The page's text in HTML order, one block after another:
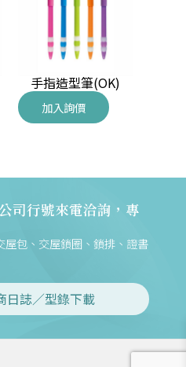
手指造型筆(OK)
加入詢價
司行號來電洽詢，專
屋包、交屋鎖圈、鎖排、證書
日誌／型錄下載